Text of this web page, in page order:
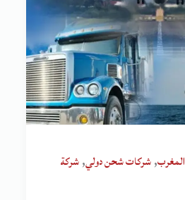
المغرب,شركات شحن دولي,شركة